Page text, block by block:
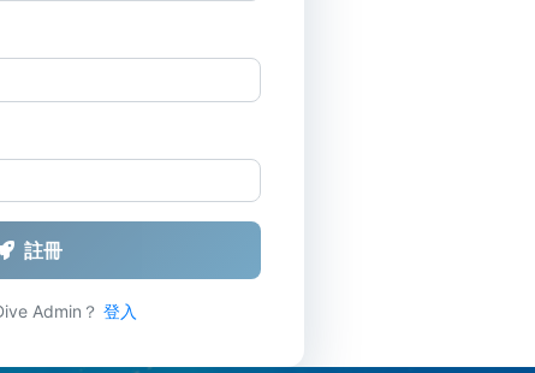
註冊
Admin？登入